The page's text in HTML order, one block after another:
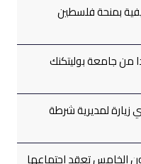
بمنحة فلسطين
جامعة بوليتكنك
لمديرية شرطة
الخامس تعقد اجتماعها